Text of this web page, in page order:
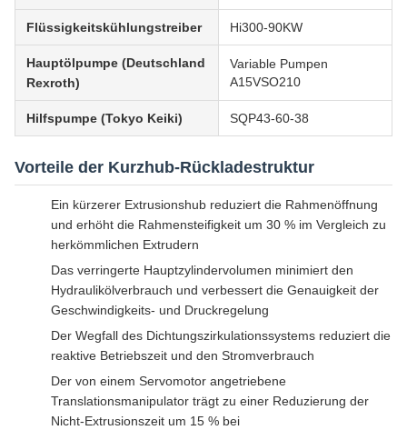
Flüssigkeitskühlungstreiber Hi300-90KW
Hauptölpumpe (Deutschland
Rexroth)
Variable Pumpen
A15VSO210
Hilfspumpe (Tokyo Keiki) SQP43-60-38
Vorteile der Kurzhub-Rückladestruktur
Ein kürzerer Extrusionshub reduziert die Rahmenöffnung
und erhöht die Rahmensteifigkeit um 30 % im Vergleich zu
herkömmlichen Extrudern
Das verringerte Hauptzylindervolumen minimiert den
Hydraulikölverbrauch und verbessert die Genauigkeit der
Geschwindigkeits- und Druckregelung
Der Wegfall des Dichtungszirkulationssystems reduziert die
reaktive Betriebszeit und den Stromverbrauch
Der von einem Servomotor angetriebene
Translationsmanipulator trägt zu einer Reduzierung der
Nicht-Extrusionszeit um 15 % bei